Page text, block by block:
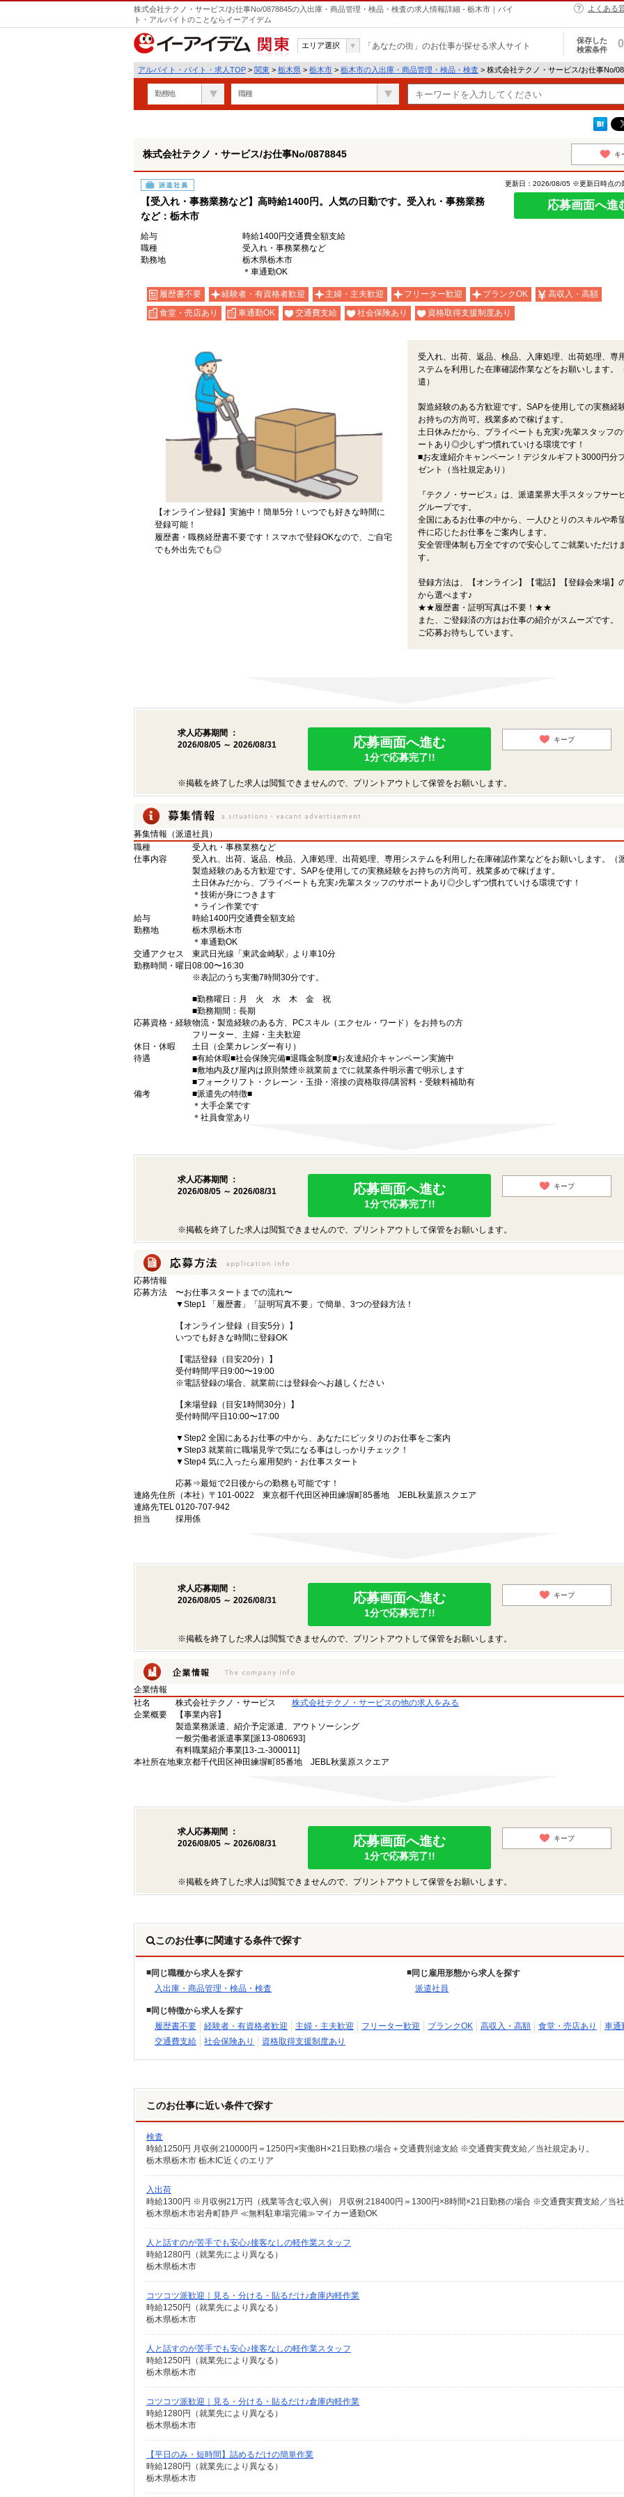
株式会社テクノ・サービス/お仕事No/0878845の入出庫・商品管理・検品・検査の求人情報詳細 - 栃木市｜バイ
ト・アルバイトのことならイーアイデム
よくある
関東
エリア選択 「あなたの街」のお仕事が探せる求人サイト
保存した
検索条件
0
アルバイト・バイト・求人TOP > 関東 > 栃木県 > 栃木市 > 栃木市の入出庫・商品管理・検品・検査 > 株式会社テクノ・サービス/お仕事No/
勤務地 職種
株式会社テクノ・サービス/お仕事No/0878845 キ
派遣社員
【受入れ・事務業務など】高時給1400円。人気の日勤です。受入れ・事務業務
など：栃木市
更新日：2026/08/05 ※更新日時点の
応募画面へ進
給与
時給1400円交通費全額支給
職種
受入れ・事務業務など
勤務地
栃木県栃木市
＊車通勤OK
履歴書不要 経験者・有資格者歓迎 主婦・主夫歓迎 フリーター歓迎 ブランクOK
高収入・高額
食堂・売店あり
車通勤OK 交通費支給 社会保険あり 資格取得支援制度あり
【オンライン登録】実施中！簡単5分！いつでも好きな時間に
登録可能！
履歴書・職務経歴書不要です！スマホで登録OKなので、ご自宅
でも外出先でも◎
受入れ、出荷、返品、検品、入庫処理、出荷処理、専
ステムを利用した在庫確認作業などをお願いします。
遣）
製造経験のある方歓迎です。SAPを使用しての実務経
お持ちの方尚可。残業多めで稼げます。
土日休みだから、プライベートも充実♪先輩スタッフの
ートあり◎少しずつ慣れていける環境です！
■お友達紹介キャンペーン！デジタルギフト3000円分
ゼント（当社規定あり）
『テクノ・サービス』は、派遣業界大手スタッフサー
グループです。
全国にあるお仕事の中から、一人ひとりのスキルや希
件に応じたお仕事をご案内します。
安全管理体制も万全ですので安心してご就業いただけ
す。
登録方法は、【オンライン】【電話】【登録会来場】
から選べます♪
★★履歴書・証明写真は不要！★★
また、ご登録済の方はお仕事の紹介がスムーズです。
ご応募お待ちしています。
求人応募期間 ：
2026/08/05 ～ 2026/08/31
応募画面へ進む
1分で応募完了!!
キープ
※掲載を終了した求人は閲覧できませんので、プリントアウトして保管をお願いします。
募集情報（派遣社員）
職種
受入れ・事務業務など
仕事内容
受入れ、出荷、返品、検品、入庫処理、出荷処理、専用システムを利用した在庫確認作業などをお願いします。（
製造経験のある方歓迎です。SAPを使用しての実務経験をお持ちの方尚可。残業多めで稼げます。
土日休みだから、プライベートも充実♪先輩スタッフのサポートあり◎少しずつ慣れていける環境です！
＊技術が身につきます
＊ライン作業です
給与
時給1400円交通費全額支給
勤務地
栃木県栃木市
＊車通勤OK
交通アクセス
東武日光線「東武金崎駅」より車10分
勤務時間・曜日 08:00〜16:30
※表記のうち実働7時間30分です。
■勤務曜日：月 火 水 木 金 祝
■勤務期間：長期
応募資格・経験物流・製造経験のある方、PCスキル（エクセル・ワード）をお持ちの方
フリーター、主婦・主夫歓迎
休日・休暇
土日（企業カレンダー有り）
待遇
■有給休暇■社会保険完備■退職金制度■お友達紹介キャンペーン実施中
■敷地内及び屋内は原則禁煙※就業前までに就業条件明示書で明示します
■フォークリフト・クレーン・玉掛・溶接の資格取得/講習料・受験料補助有
備考
■派遣先の特徴■
＊大手企業です
＊社員食堂あり
求人応募期間 ：
2026/08/05 ～ 2026/08/31
応募画面へ進む
1分で応募完了!!
キープ
※掲載を終了した求人は閲覧できませんので、プリントアウトして保管をお願いします。
応募情報
応募方法
〜お仕事スタートまでの流れ〜
▼Step1 「履歴書」「証明写真不要」で簡単、3つの登録方法！
【オンライン登録（目安5分）】
いつでも好きな時間に登録OK
【電話登録（目安20分）】
受付時間/平日9:00〜19:00
※電話登録の場合、就業前には登録会へお越しください
【来場登録（目安1時間30分）】
受付時間/平日10:00〜17:00
▼Step2 全国にあるお仕事の中から、あなたにピッタリのお仕事をご案内
▼Step3 就業前に職場見学で気になる事はしっかりチェック！
▼Step4 気に入ったら雇用契約・お仕事スタート
応募⇒最短で2日後からの勤務も可能です！
連絡先住所 （本社）〒101-0022 東京都千代田区神田練塀町85番地 JEBL秋葉原スクエア
連絡先TEL0120-707-942
担当
採用係
求人応募期間 ：
2026/08/05 ～ 2026/08/31
応募画面へ進む
1分で応募完了!!
キープ
※掲載を終了した求人は閲覧できませんので、プリントアウトして保管をお願いします。
企業情報
社名
株式会社テクノ・サービス
株式会社テクノ・サービスの他の求人をみる
企業概要
【事業内容】
製造業務派遣、紹介予定派遣、アウトソーシング
一般労働者派遣事業[派13-080693]
有料職業紹介事業[13-ユ-300011]
本社所在地東京都千代田区神田練塀町85番地 JEBL秋葉原スクエア
求人応募期間 ：
2026/08/05 ～ 2026/08/31
応募画面へ進む
1分で応募完了!!
キープ
※掲載を終了した求人は閲覧できませんので、プリントアウトして保管をお願いします。
このお仕事に関連する条件で探す
同じ職種から求人を探す
入出庫・商品管理・検品・検査
同じ雇用形態から求人を探す
派遣社員
同じ特徴から求人を探す
履歴書不要
経験者・有資格者歓迎 主婦・主夫歓迎 フリーター歓迎 ブランクOK 高収入・高額 食堂・売店あり
車通
交通費支給
社会保険あり 資格取得支援制度あり
このお仕事に近い条件で探す
検査
時給1250円 月収例:210000円＝1250円×実働8H×21日勤務の場合＋交通費別途支給 ※交通費実費支給／当社規定あり。
栃木県栃木市 栃木IC近くのエリア
入出荷
栃木県栃木市岩舟町静戸 ≪無料駐車場完備≫マイカー通勤OK
人と話すのが苦手でも安心♪接客なしの軽作業スタッフ
時給1280円（就業先により異なる）
栃木県栃木市
コツコツ派歓迎｜見る・分ける・貼るだけ♪倉庫内軽作業
時給1250円（就業先により異なる）
栃木県栃木市
人と話すのが苦手でも安心♪接客なしの軽作業スタッフ
時給1250円（就業先により異なる）
栃木県栃木市
コツコツ派歓迎｜見る・分ける・貼るだけ♪倉庫内軽作業
時給1280円（就業先により異なる）
栃木県栃木市
【平日のみ・短時間】詰めるだけの簡単作業
時給1280円（就業先により異なる）
栃木県栃木市